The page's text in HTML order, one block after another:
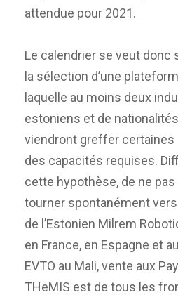
attendue pour 2021.
Le calendrier se veut donc
la sélection d’une
laquelle au moins deux
estoniens et de
viendront greffer certaines
des capacités requises.
cette hypothèse, de ne pas
tourner spontanément
de l’Estonien Milrem
en France, en Espagne et
EVTO au Mali, vente aux
THeMIS est de tous les